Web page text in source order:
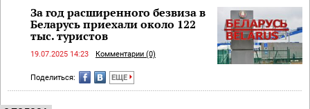
За год расширенного безвиза в
Беларусь приехали около 122
тыс. туристов
19.07.2025 14:23 Комментарии (0)
Поделиться: ЕЩЕ